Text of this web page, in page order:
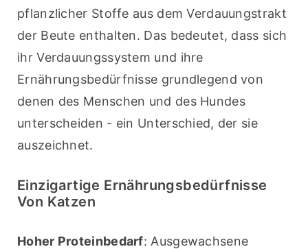
pflanzlicher Stoffe aus dem Verdauungstrakt
der Beute enthalten. Das bedeutet, dass sich
ihr Verdauungssystem und ihre
Ernährungsbedürfnisse grundlegend von
denen des Menschen und des Hundes
unterscheiden - ein Unterschied, der sie
auszeichnet.
Einzigartige Ernährungsbedürfnisse
Von Katzen
Hoher Proteinbedarf: Ausgewachsene